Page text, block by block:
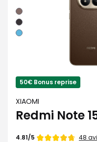
Moka
Noir
Bleu
50€ Bonus reprise
XIAOMI
Redmi Note
Note
4.81/5 48